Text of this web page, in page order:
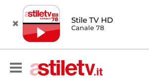
Stile TV HD
Canale 78